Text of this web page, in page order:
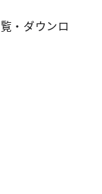
・ダウンロ